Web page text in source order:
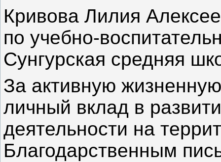
Кривова Лилия
по учебно-
Сунгурская средняя
За активную
личный вклад в
деятельности на
Благодарственным